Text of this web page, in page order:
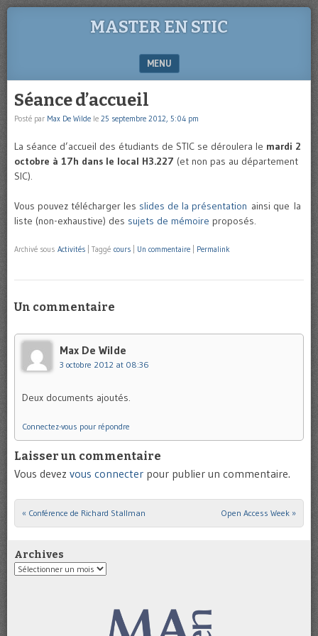
MASTER EN STIC
MENU
SKIP TO CONTENT
Séance d’accueil
Posté par Max De Wilde le 25 septembre 2012, 5:04 pm
La séance d’accueil des étudiants de STIC se déroulera le mardi 2
octobre à 17h dans le local H3.227 (et non pas au département
SIC).
Vous pouvez télécharger les slides de la présentation ainsi que la
liste (non-exhaustive) des sujets de mémoire proposés.
Archivé sous Activités Taggé cours Un commentaire Permalink
Un commentaire
Max De Wilde
3 octobre 2012 at 08:36
Deux documents ajoutés.
Connectez-vous pour répondre
Laisser un commentaire
Vous devez vous connecter pour publier un commentaire.
Post navigation
« Conférence de Richard Stallman Open Access Week »
Archives
Archives